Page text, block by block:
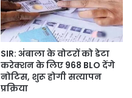
SIR: अंबाला के वोटरों को डेटा
करेक्शन के लिए 968 BLO देंगे
नोटिस, शुरू होगी सत्यापन
प्रक्रिया